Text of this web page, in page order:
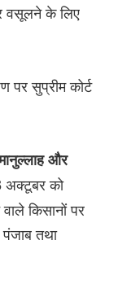
वसूलने के लिए
पर सुप्रीम कोर्ट
और
अक्टूबर को
किसानों पर
तथा